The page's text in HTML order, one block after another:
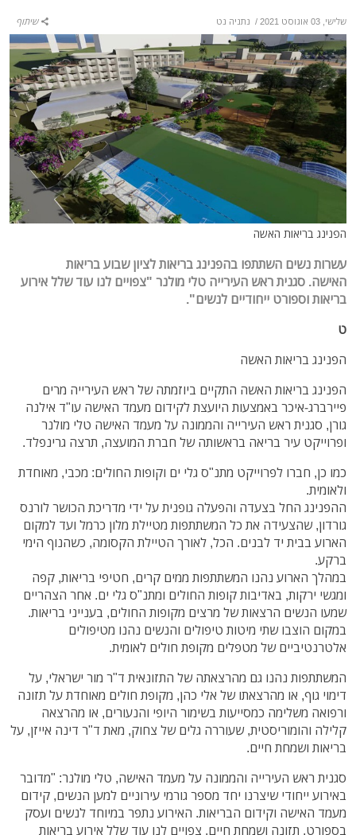
שלישי, 03 אוגוסט 2021 / נתניה נט שיתוף
הפנינג בריאות האשה
עשרות נשים השתתפו בהפנינג בריאות לציון שבוע בריאות
האישה. סגנית ראש העירייה טלי מולנר "צפויים לנו עוד שלל אירוע
בריאות וספורט ייחודיים לנשים".
ט
הפנינג בריאות האשה
הפנינג בריאות האשה התקיים ביוזמתה של ראש העירייה מרים
פיירברג-איכר באמצעות היועצת לקידום מעמד האישה עו"ד אילנה
גורן, סגנית ראש העירייה והממונה על מעמד האישה טלי מולנר
ופרוייקט עיר בריאה בראשותה של חברת המועצה, תרצה גרינפלד.
כמו כן, חברו לפרוייקט מתנ"ס גלי ים וקופות החולים: מכבי, מאוחדת
ולאומית.
ההפנינג החל בצעדה והפעלה גופנית על ידי מדריכת הכושר לורנס
גורדון, שהצעידה את כל המשתתפות מטיילת מלון כרמל ועד למקום
הארוע בבית יד לבנים. הכל, לאורך הטיילת הקסומה, כשהנוף הימי
ברקע.
במהלך הארוע נהנו המשתתפות ממים קרים, חטיפי בריאות, קפה
ומגשי ירקות, באדיבות קופות החולים ומתנ"ס גלי ים. אחר הצהריים
שמעו הנשים הרצאות של מרצים מקופות החולים, בענייני בריאות.
במקום הוצבו שתי מיטות טיפולים והנשים נהנו מטיפולים
אלטרנטיביים של מטפלים מקופת חולים לאומית.
המשתתפות נהנו גם מהרצאתה של התזונאית ד"ר מור ישראלי, על
דימוי גוף, או מהרצאתו של אלי כהן, מקופת חולים מאוחדת על תזונה
ורפואה משלימה כמסייעות בשימור היופי והנעורים, או מהרצאה
קלילה והומוריסטית, שעוררה גלים של צחוק, מאת ד"ר דינה אייזן, על
בריאות ושמחת חיים.
סגנית ראש העירייה והממונה על מעמד האישה, טלי מולנר: "מדובר
באירוע ייחודי שיצרנו יחד מספר גורמי עירוניים למען הנשים, קידום
מעמד האישה וקידום הבריאות. האירוע נתפר במיוחד לנשים ועסק
בספורט, תזונה ושמחת חיים. צפויים לנו עוד שלל אירוע בריאות